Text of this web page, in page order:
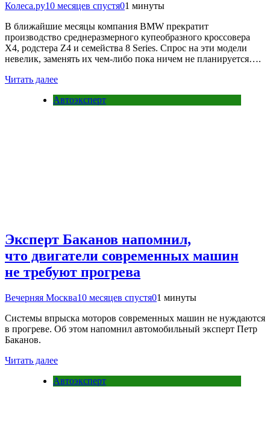
Колеса.ру10 месяцев спустя01 минуты
В ближайшие месяцы компания BMW прекратит
производство среднеразмерного купеобразного кроссовера
X4, родстера Z4 и семейства 8 Series. Спрос на эти модели
невелик, заменять их чем-либо пока ничем не планируется….
Читать далее
Автоэксперт
Эксперт Баканов напомнил,
что двигатели современных машин
не требуют прогрева
Вечерняя Москва10 месяцев спустя01 минуты
Системы впрыска моторов современных машин не нуждаются
в прогреве. Об этом напомнил автомобильный эксперт Петр
Баканов.
Читать далее
Автоэксперт